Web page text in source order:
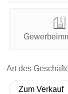
Art des
Zum Verkauf